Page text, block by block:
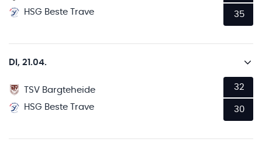
HSG Beste Trave
35
Di, 21.04.
TSV Bargteheide
HSG Beste Trave
32
30